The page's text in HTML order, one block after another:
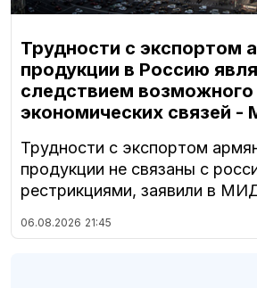
Трудности с экспортом
продукции в Россию
следствием
экономических связей
Трудности с экспортом
продукции не связаны с
рестрикциями, заявили в
06.08.2026 21:45